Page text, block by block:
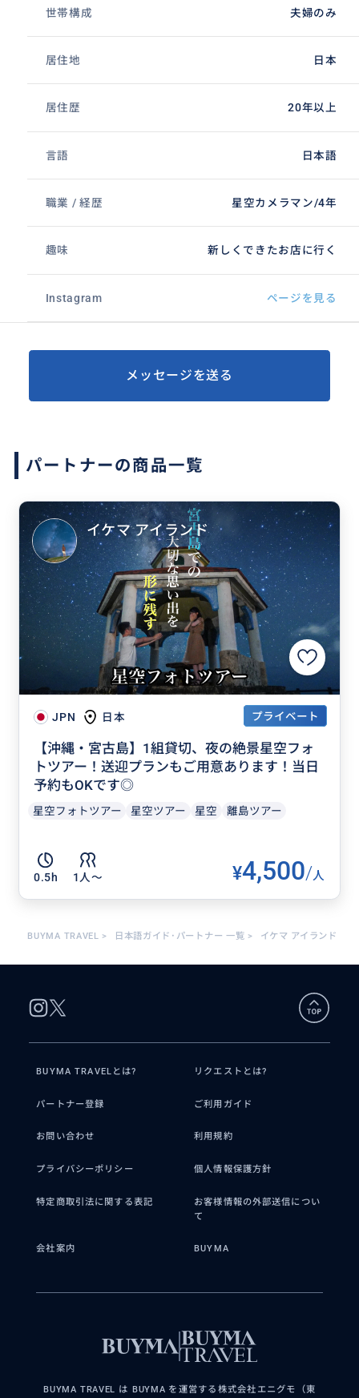
世帯構成 夫婦のみ
居住地 日本
居住歴 20年以上
言語 日本語
職業 / 経歴 星空カメラマン/4年
趣味 新しくできたお店に行く
Instagram ページを見る
メッセージを送る
パートナーの商品一覧
JPN 日本 プライベート
【沖縄・宮古島】1組貸切、夜の絶景星空フォ
トツアー！送迎プランもご用意あります！当日
予約もOKです◎
星空フォトツアー 星空ツアー 星空 離島ツアー
0.5h 1人〜 ¥4,500/人
イケマ アイランド
BUYMA TRAVEL > 日本語ガイド･パートナー 一覧 > イケマ アイランド
BUYMA TRAVELとは? リクエストとは?
パートナー登録 ご利用ガイド
お問い合わせ 利用規約
プライバシーポリシー 個人情報保護方針
特定商取引法に関する表記
お客様情報の外部送信につい
て
会社案内 BUYMA
BUYMA TRAVEL は BUYMA を運営する株式会社エニグモ（東